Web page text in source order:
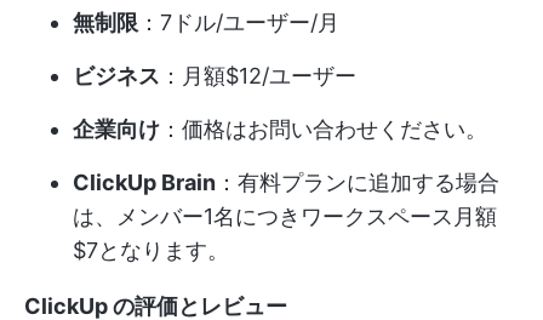
無制限 ：7ドル/ユーザー/月
ビジネス ：月額$12/ユーザー
企業向け ：価格はお問い合わせください。
ClickUp Brain ：有料プランに追加する場合
は、メンバー1名につきワークスペース月額
$7となります。
ClickUp の評価とレビュー